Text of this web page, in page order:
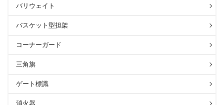
バリウェイト
バスケット型担架
コーナーガード
三角旗
ゲート標識
消火器